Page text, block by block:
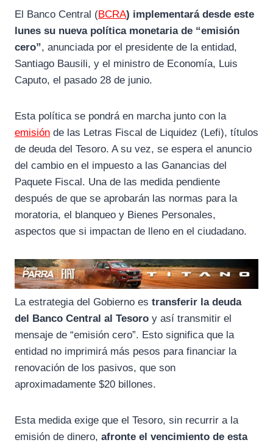
c
e
l
e
g
a
t
s
El Banco Central (BCRA) implementará desde este
lunes su nueva política monetaria de “emisión
cero”, anunciada por el presidente de la entidad,
Santiago Bausili, y el ministro de Economía, Luis
Caputo, el pasado 28 de junio.
Esta política se pondrá en marcha junto con la
emisión de las Letras Fiscal de Liquidez (Lefi), títulos
de deuda del Tesoro. A su vez, se espera el anuncio
del cambio en el impuesto a las Ganancias del
Paquete Fiscal. Una de las medida pendiente
después de que se aprobarán las normas para la
moratoria, el blanqueo y Bienes Personales,
aspectos que si impactan de lleno en el ciudadano.
La estrategia del Gobierno es transferir la deuda
del Banco Central al Tesoro y así transmitir el
mensaje de “emisión cero”. Esto significa que la
entidad no imprimirá más pesos para financiar la
renovación de los pasivos, que son
aproximadamente $20 billones.
Esta medida exige que el Tesoro, sin recurrir a la
emisión de dinero, afronte el vencimiento de esta